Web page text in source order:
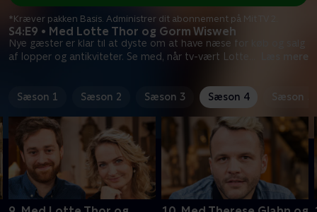
S4:E9 • Med Lotte Thor og Gorm Wisweh
Nye gæster er klar til at dyste om at have næse for køb og salg
af lopper og antikviteter. Se med, når tv-vært Lotte
Læs mere
*Kræver pakken Basis. Administrer dit abonnement på Mit TV 2.
Sæson 1 Sæson 2 Sæson 3 Sæson 4 Sæson 5